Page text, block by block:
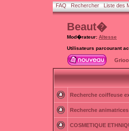
FAQ Rechercher Liste des
Beaut�
Mod�rateur: Altesse
Utilisateurs parcourant
Recherche coiffeuse
Recherche
COSMETIQUE